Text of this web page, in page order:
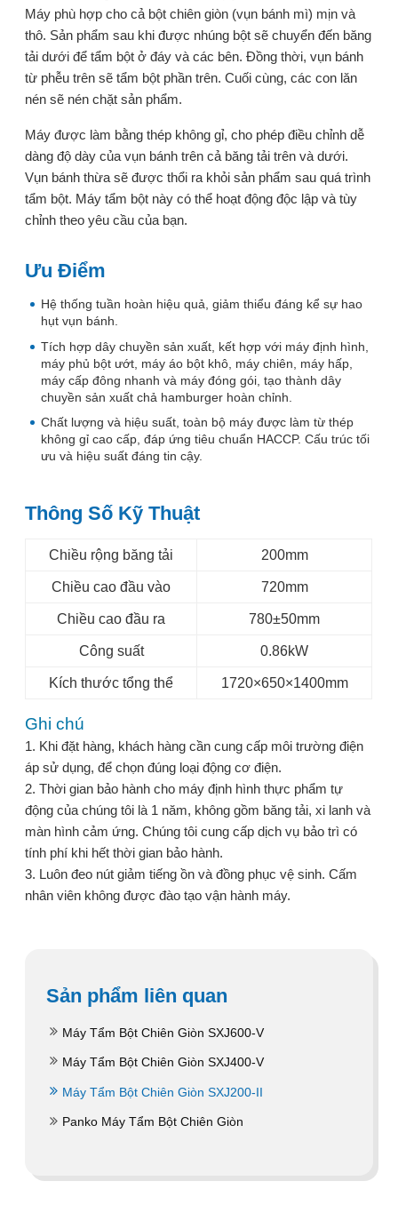
Máy phù hợp cho cả bột chiên giòn (vụn bánh mì) mịn và
thô. Sản phẩm sau khi được nhúng bột sẽ chuyển đến băng
tải dưới để tẩm bột ở đáy và các bên. Đồng thời, vụn bánh
từ phễu trên sẽ tẩm bột phần trên. Cuối cùng, các con lăn
nén sẽ nén chặt sản phẩm.
Máy được làm bằng thép không gỉ, cho phép điều chỉnh dễ
dàng độ dày của vụn bánh trên cả băng tải trên và dưới.
Vụn bánh thừa sẽ được thổi ra khỏi sản phẩm sau quá trình
tẩm bột. Máy tẩm bột này có thể hoạt động độc lập và tùy
chỉnh theo yêu cầu của bạn.
Ưu Điểm
Hệ thống tuần hoàn hiệu quả, giảm thiểu đáng kể sự hao
hụt vụn bánh.
Tích hợp dây chuyền sản xuất, kết hợp với máy định hình,
máy phủ bột ướt, máy áo bột khô, máy chiên, máy hấp,
máy cấp đông nhanh và máy đóng gói, tạo thành dây
chuyền sản xuất chả hamburger hoàn chỉnh.
Chất lượng và hiệu suất, toàn bộ máy được làm từ thép
không gỉ cao cấp, đáp ứng tiêu chuẩn HACCP. Cấu trúc tối
ưu và hiệu suất đáng tin cậy.
Thông Số Kỹ Thuật
Chiều rộng băng tải 200mm
Chiều cao đầu vào 720mm
Chiều cao đầu ra 780±50mm
Công suất 0.86kW
Kích thước tổng thể 1720×650×1400mm
Ghi chú
1. Khi đặt hàng, khách hàng cần cung cấp môi trường điện
áp sử dụng, để chọn đúng loại động cơ điện.
2. Thời gian bảo hành cho máy định hình thực phẩm tự
động của chúng tôi là 1 năm, không gồm băng tải, xi lanh và
màn hình cảm ứng. Chúng tôi cung cấp dịch vụ bảo trì có
tính phí khi hết thời gian bảo hành.
3. Luôn đeo nút giảm tiếng ồn và đồng phục vệ sinh. Cấm
nhân viên không được đào tạo vận hành máy.
Sản phẩm liên quan
Máy Tẩm Bột Chiên Giòn SXJ600-V
Máy Tẩm Bột Chiên Giòn SXJ400-V
Máy Tẩm Bột Chiên Giòn SXJ200-II
Panko Máy Tẩm Bột Chiên Giòn